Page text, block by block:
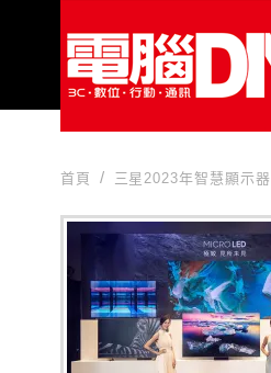
首頁 三星2023年智慧顯示器
三星2023年智慧顯示器